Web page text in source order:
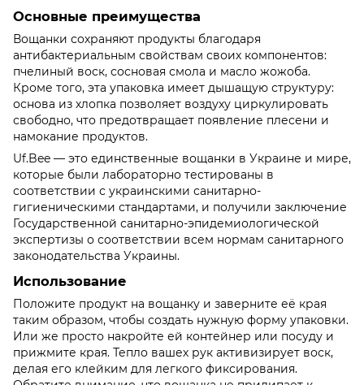
Основные преимущества
Вощанки сохраняют продукты благодаря
антибактериальным свойствам своих компонентов:
пчелиный воск, сосновая смола и масло жожоба.
Кроме того, эта упаковка имеет дышащую структуру:
основа из хлопка позволяет воздуху циркулировать
свободно, что предотвращает появление плесени и
намокание продуктов.
Uf.Bee — это единственные вощанки в Украине и мире,
которые были лабораторно тестированы в
соответствии с украинскими санитарно-
гигиеническими стандартами, и получили заключение
Государственной санитарно-эпидемиологической
экспертизы о соответствии всем нормам санитарного
законодательства Украины.
Использование
Положите продукт на вощанку и заверните её края
таким образом, чтобы создать нужную форму упаковки.
Или же просто накройте ей контейнер или посуду и
прижмите края. Тепло вашех рук активизирует воск,
делая его клейким для легкого фиксирования.